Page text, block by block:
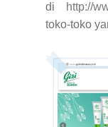
di http://
toko-toko